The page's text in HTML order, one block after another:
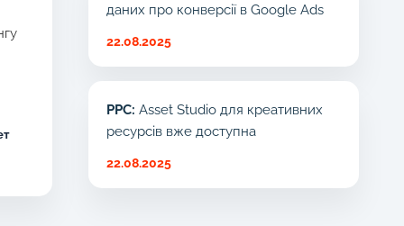
даних про конверсії в Google Ads
22.08.2025
PPC: Asset Studio для креативних
ресурсів вже доступна
22.08.2025